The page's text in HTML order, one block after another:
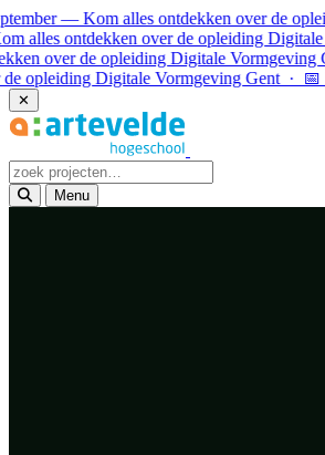
Ga naar inhoud
— Kom alles ontdekken over de opleiding
ontdekken over de opleiding Digitale
de opleiding Digitale Vormgeving
Digitale Vormgeving Gent · 📅
✕
Menu